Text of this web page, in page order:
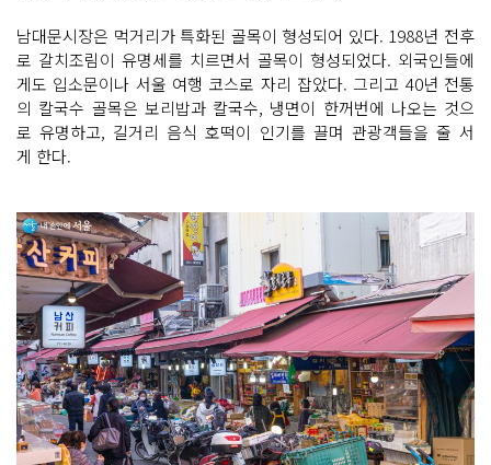
남대문시장은 먹거리가 특화된 골목이 형성되어 있다. 1988년 전후
로 갈치조림이 유명세를 치르면서 골목이 형성되었다. 외국인들에
게도 입소문이나 서울 여행 코스로 자리 잡았다. 그리고 40년 전통
의 칼국수 골목은 보리밥과 칼국수, 냉면이 한꺼번에 나오는 것으
로 유명하고, 길거리 음식 호떡이 인기를 끌며 관광객들을 줄 서
게 한다.